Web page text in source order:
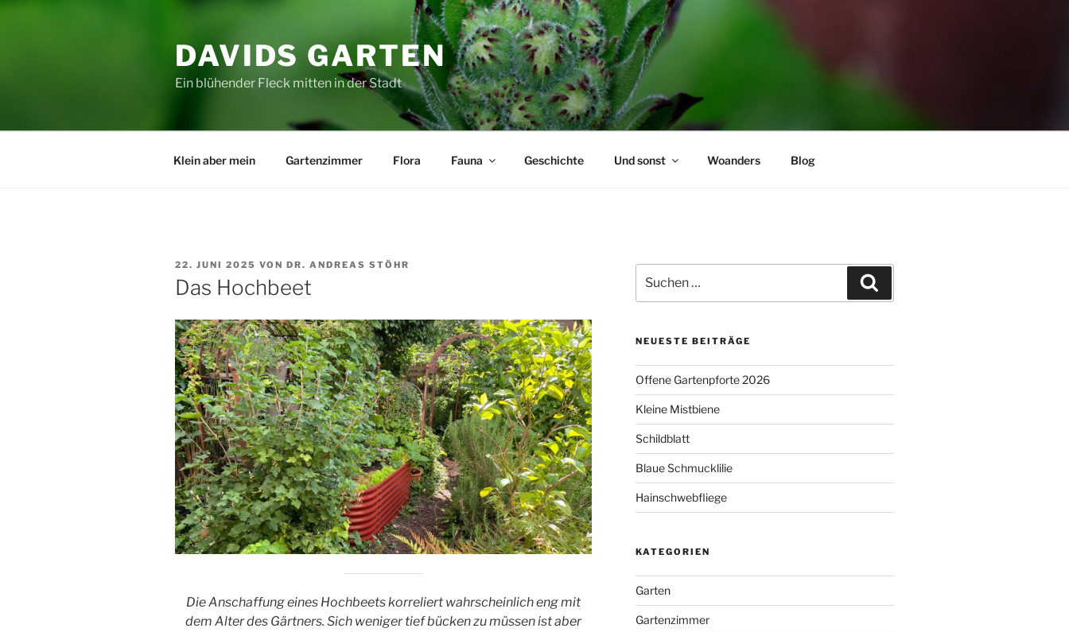
DAVIDS GARTEN
Ein blühender Fleck mitten in der Stadt
Klein aber mein Gartenzimmer Flora Fauna Geschichte Und sonst Woanders Blog
VERÖFFENTLICHT
AM
22. JUNI 2025 VON DR. ANDREAS STÖHR
Das Hochbeet
Die Anschaffung eines Hochbeets korreliert wahrscheinlich eng mit
dem Alter des Gärtners. Sich weniger tief bücken zu müssen ist aber
nach:
NEUESTE BEITRÄGE
Offene Gartenpforte 2026
Kleine Mistbiene
Schildblatt
Blaue Schmucklilie
Hainschwebfliege
KATEGORIEN
Garten
Gartenzimmer